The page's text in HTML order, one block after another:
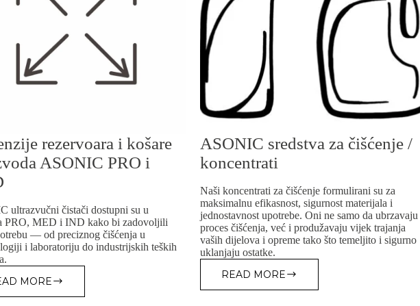
rezervoara i košare
ASONIC PRO i
ultrazvučni čistači dostupni su u
PRO, MED i IND kako bi zadovoljili
— od preciznog čišćenja u
i laboratoriju do industrijskih teških
MORE
DIMENZIJE
REZERVOARA
ASONIC sredstva za čišćenje /
koncentrati
Naši koncentrati za čišćenje formulirani su za
maksimalnu efikasnost, sigurnost materijala i
jednostavnost upotrebe. Oni ne samo da ubrzavaju
proces čišćenja, već i produžavaju vijek trajanja
vaših dijelova i opreme tako što temeljito i sigurno
uklanjaju ostatke.
READ MORE
ASONIC
SREDSTVA